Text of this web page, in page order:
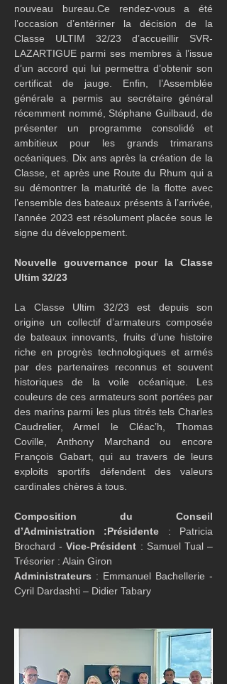
nouveau bureau.Ce rendez-vous a été
l’occasion d’entériner la décision de la
Classe ULTIM 32/23 d’accueillir SVR-
LAZARTIGUE parmi ses membres à l’issue
d’un accord qui lui permettra d’obtenir son
certificat de jauge. Enfin, l’Assemblée
générale a permis au secrétaire général
récemment nommé, Stéphane Guilbaud, de
présenter un programme consolidé et
ambitieux pour les grands trimarans
océaniques. Dix ans après la création de la
Classe, et après une Route du Rhum qui a
su démontrer la maturité de la flotte avec
l’ensemble des bateaux présents à l’arrivée,
l’année 2023 est résolument placée sous le
signe du développement.
Nouvelle gouvernance pour la Classe
Ultim 32/23
La Classe Ultim 32/23 est depuis son
origine un collectif d’armateurs composée
de bateaux innovants, fruits d’une histoire
riche en progrès technologiques et armés
par des partenaires reconnus et souvent
historiques de la voile océanique. Les
couleurs de ces armateurs sont portées par
des marins parmi les plus titrés tels Charles
Caudrelier, Armel le Cléac’h, Thomas
Coville, Anthony Marchand ou encore
François Gabart, qui au travers de leurs
exploits sportifs défendent des valeurs
cardinales chères à tous.
Composition du Conseil
d’Administration :Présidente : Patricia
Brochard - Vice-Président : Samuel Tual –
Trésorier : Alain Giron
Administrateurs : Emmanuel Bachellerie -
Cyril Dardashti – Didier Tabary